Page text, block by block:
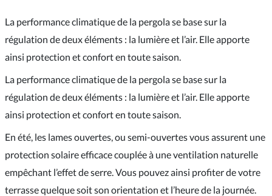
La performance climatique de la pergola se base sur la
régulation de deux éléments : la lumière et l’air. Elle apporte
ainsi protection et confort en toute saison.
La performance climatique de la pergola se base sur la
régulation de deux éléments : la lumière et l’air. Elle apporte
ainsi protection et confort en toute saison.
En été, les lames ouvertes, ou semi-ouvertes vous assurent une
protection solaire efficace couplée à une ventilation naturelle
empêchant l’effet de serre. Vous pouvez ainsi profiter de votre
terrasse quelque soit son orientation et l’heure de la journée.